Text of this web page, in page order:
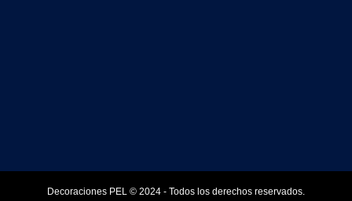
Decoraciones PEL © 2024 - Todos los derechos reservados.